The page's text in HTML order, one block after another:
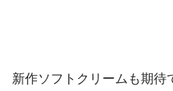
新作ソフトクリームも期待